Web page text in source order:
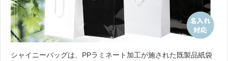
シャイニーバッグは、PPラミネート加工が施された既製品紙袋